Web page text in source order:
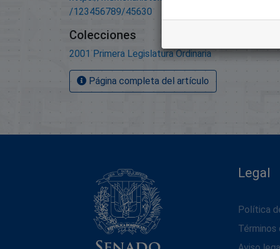
/123456789/45630
Colecciones
2001 Primera Legislatura Ordinaria
Página completa del artículo
Legal
Política
Términos